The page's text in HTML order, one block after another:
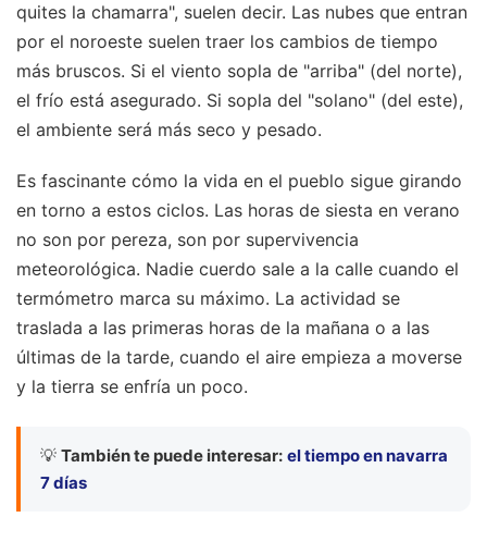
quites la chamarra", suelen decir. Las nubes que entran
por el noroeste suelen traer los cambios de tiempo
más bruscos. Si el viento sopla de "arriba" (del norte),
el frío está asegurado. Si sopla del "solano" (del este),
el ambiente será más seco y pesado.
Es fascinante cómo la vida en el pueblo sigue girando
en torno a estos ciclos. Las horas de siesta en verano
no son por pereza, son por supervivencia
meteorológica. Nadie cuerdo sale a la calle cuando el
termómetro marca su máximo. La actividad se
traslada a las primeras horas de la mañana o a las
últimas de la tarde, cuando el aire empieza a moverse
y la tierra se enfría un poco.
💡 También te puede interesar: el tiempo en navarra
7 días